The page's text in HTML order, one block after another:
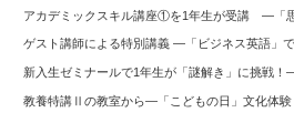
アカデミックスキル講座①を1年生が受講 ―「
ゲスト講師による特別講義 ―「ビジネス英語」
新入生ゼミナールで1年生が「謎解き」に挑戦！
教養特講Ⅱの教室から―「こどもの日」文化体験